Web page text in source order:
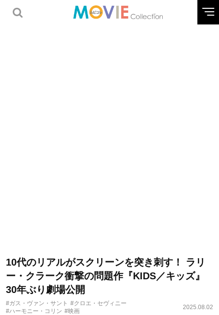
10代のリアルがスクリーンを突き刺す！ ラリ
ー・クラーク衝撃の問題作『KIDS／キッズ』
30年ぶり劇場公開
#ガス・ヴァン・サント #クロエ・セヴィニー
#ハーモニー・コリン #映画
2025.08.02